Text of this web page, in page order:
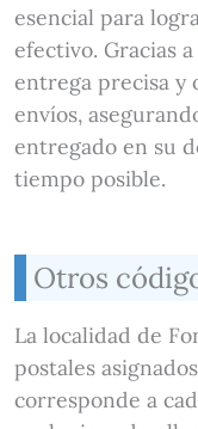
esencial para
efectivo. Gracias
entrega precisa y
envíos,
entregado en su
tiempo posible.
Otros
La localidad de
postales
corresponde a